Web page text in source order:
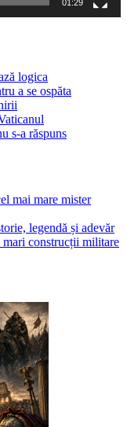
01:29
logica
a se ospăta
s-a răspuns
mai mare mister
legendă și adevăr
construcții militare